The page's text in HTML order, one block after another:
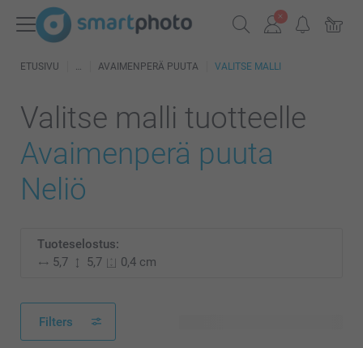
ETUSIVU AVAIMENPERÄ PUUTA VALITSE MALLI
Valitse malli tuotteelle
Avaimenperä puuta
Neliö
Tuoteselostus:
5,7
5,7 0,4 cm
Filters